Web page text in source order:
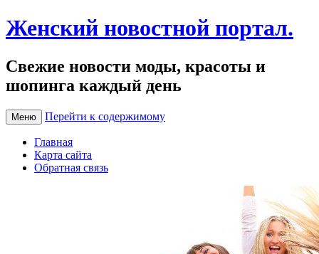
Женский новостной портал.
Свежие новости моды, красоты и
шопинга каждый день
Меню Перейти к содержимому
Главная
Карта сайта
Обратная связь